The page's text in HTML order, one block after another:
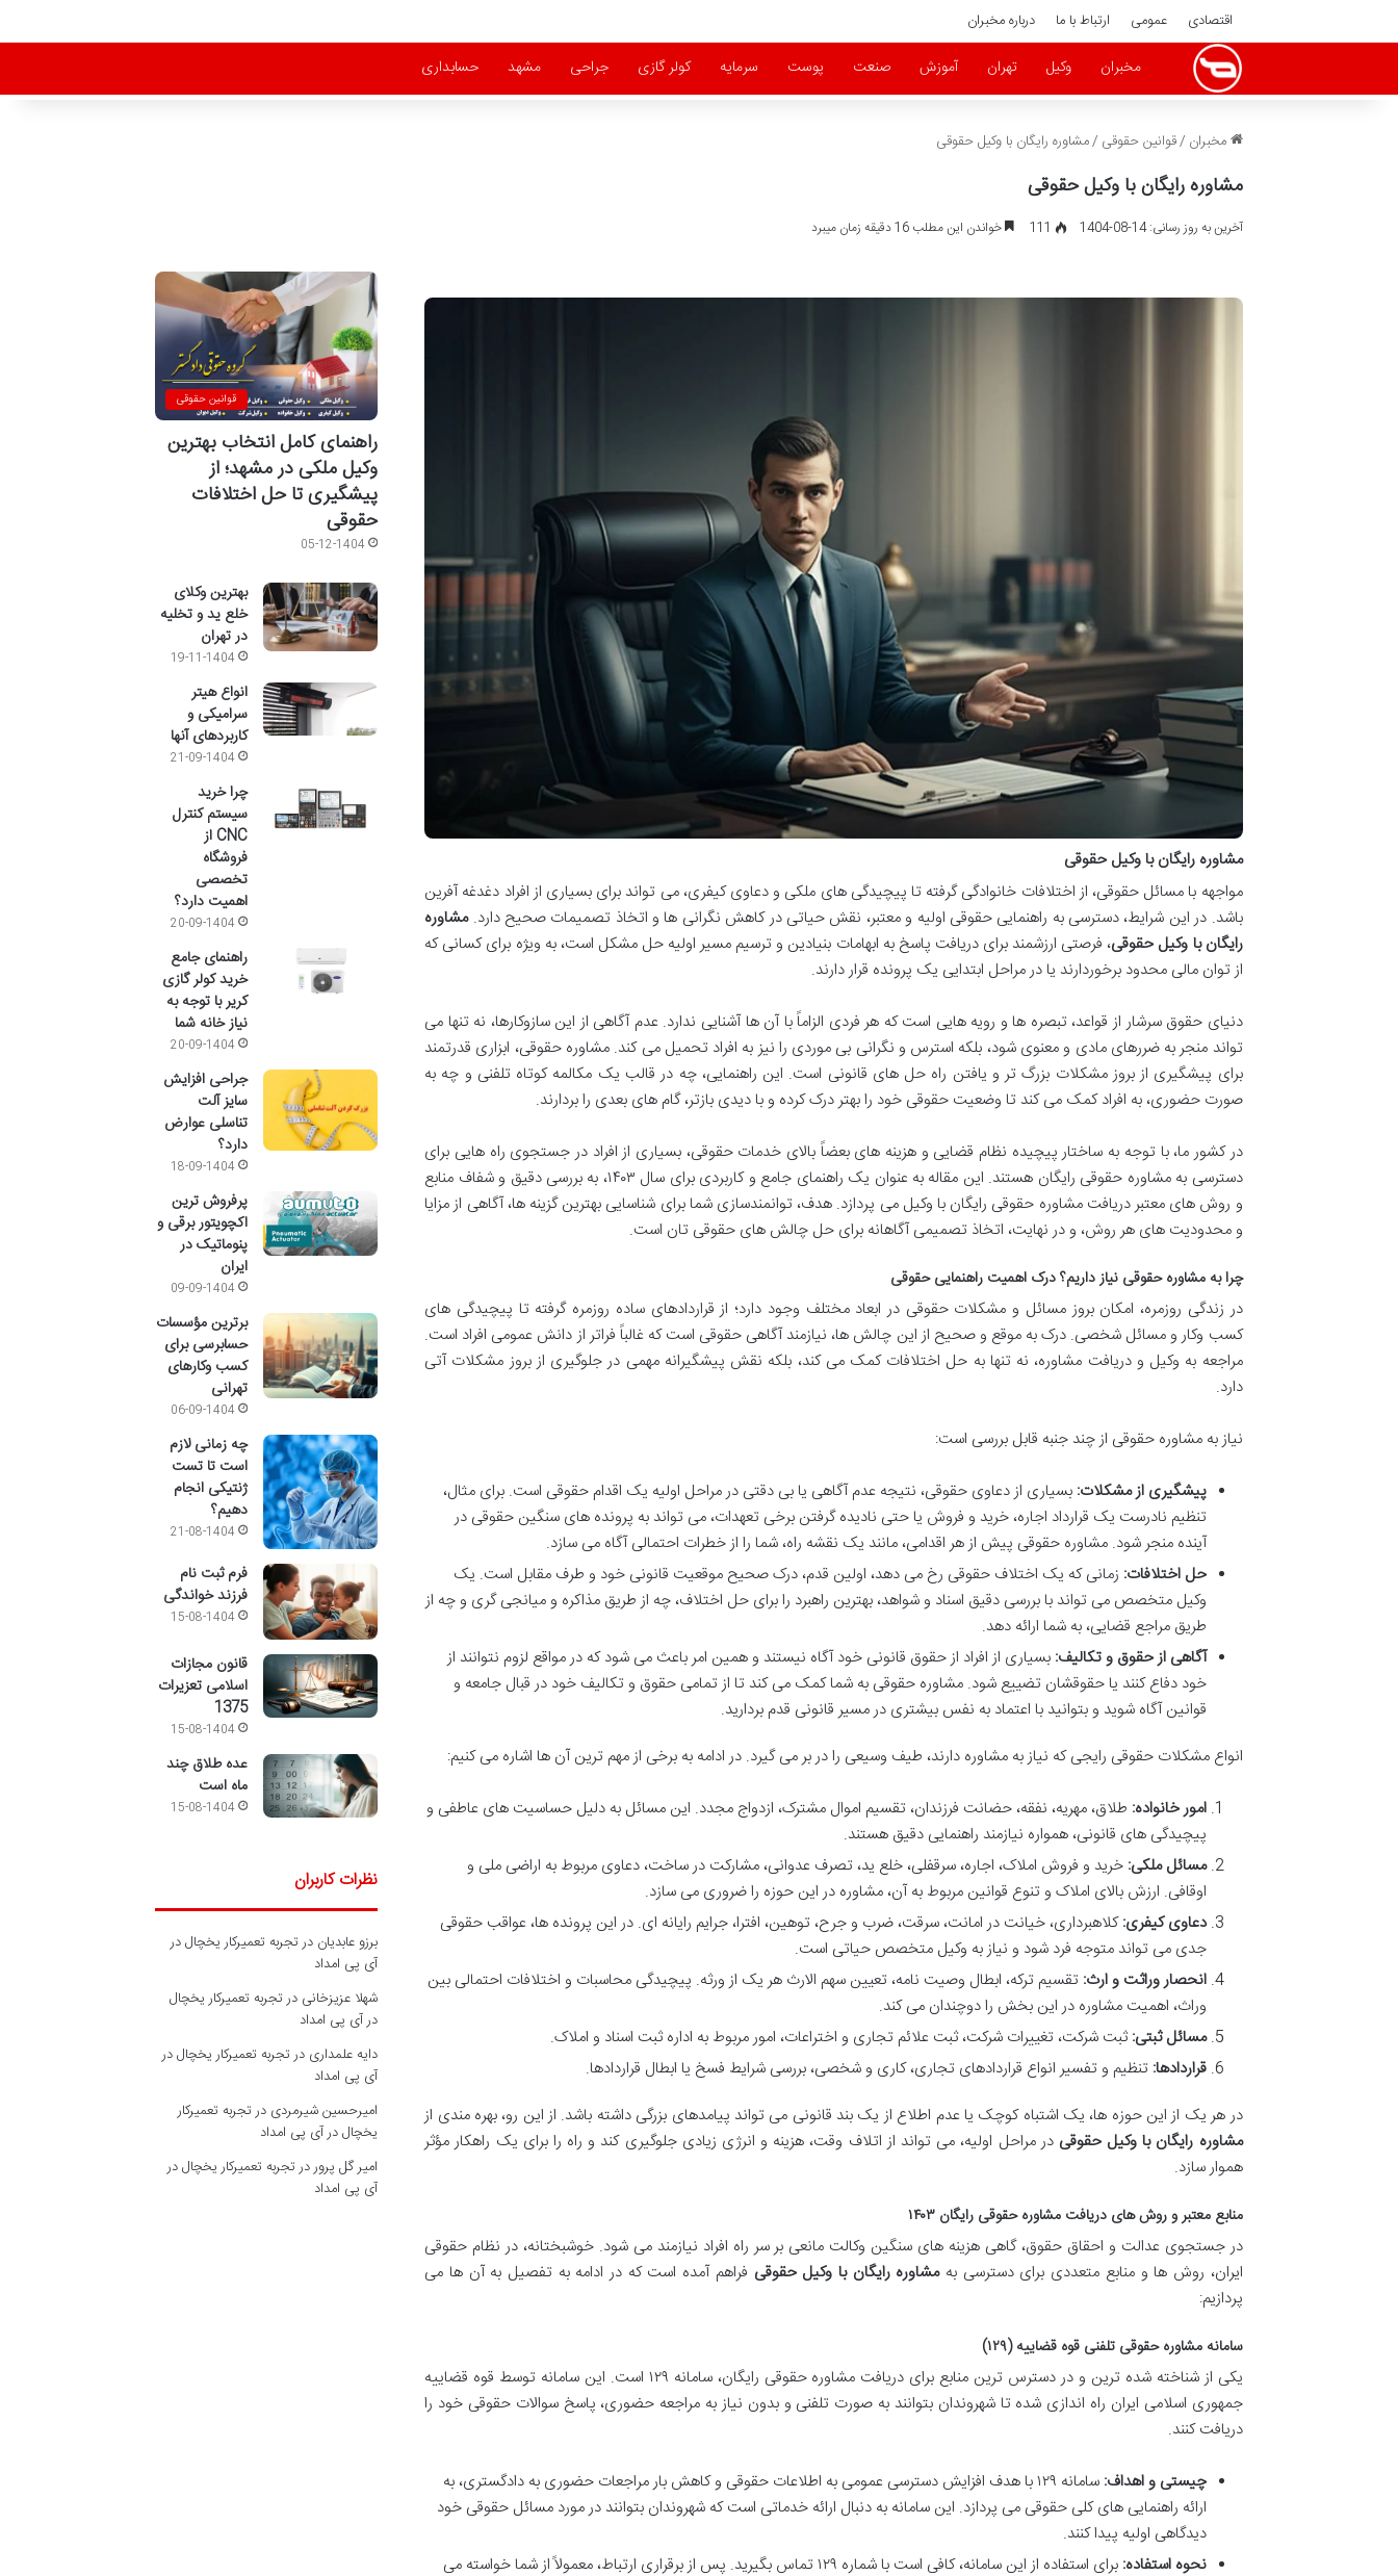
اقتصادی عمومی ارتباط با ما درباره مخبران
مخبران وکیل تهران آموزش صنعت پوست سرمایه کولر گازی جراحی مشهد حسابداری
مخبران /قوانین حقوقی /مشاوره رایگان با وکیل حقوقی
مشاوره رایگان با وکیل حقوقی
آخرین به روز رسانی: 14-08-1404 111 خواندن این مطلب 16 دقیقه زمان میبرد
مشاوره رایگان با وکیل حقوقی
مواجهه با مسائل حقوقی، از اختلافات خانوادگی گرفته تا پیچیدگی های ملکی و دعاوی کیفری، می تواند برای بسیاری از افراد دغدغه آفرین
باشد. در این شرایط، دسترسی به راهنمایی حقوقی اولیه و معتبر، نقش حیاتی در کاهش نگرانی ها و اتخاذ تصمیمات صحیح دارد.مشاوره
رایگان با وکیل حقوقی، فرصتی ارزشمند برای دریافت پاسخ به ابهامات بنیادین و ترسیم مسیر اولیه حل مشکل است، به ویژه برای کسانی که
از توان مالی محدود برخوردارند یا در مراحل ابتدایی یک پرونده قرار دارند.
دنیای حقوق سرشار از قواعد، تبصره ها و رویه هایی است که هر فردی الزاماً با آن ها آشنایی ندارد. عدم آگاهی از این سازوکارها، نه تنها می
تواند منجر به ضررهای مادی و معنوی شود، بلکه استرس و نگرانی بی موردی را نیز به افراد تحمیل می کند. مشاوره حقوقی، ابزاری قدرتمند
برای پیشگیری از بروز مشکلات بزرگ تر و یافتن راه حل های قانونی است. این راهنمایی، چه در قالب یک مکالمه کوتاه تلفنی و چه به
صورت حضوری، به افراد کمک می کند تا وضعیت حقوقی خود را بهتر درک کرده و با دیدی بازتر، گام های بعدی را بردارند.
در کشور ما، با توجه به ساختار پیچیده نظام قضایی و هزینه های بعضاً بالای خدمات حقوقی، بسیاری از افراد در جستجوی راه هایی برای
دسترسی به مشاوره حقوقی رایگان هستند. این مقاله به عنوان یک راهنمای جامع و کاربردی برای سال ۱۴۰۳، به بررسی دقیق و شفاف منابع
و روش های معتبر دریافت مشاوره حقوقی رایگان با وکیل می پردازد. هدف، توانمندسازی شما برای شناسایی بهترین گزینه ها، آگاهی از مزایا
و محدودیت های هر روش، و در نهایت، اتخاذ تصمیمی آگاهانه برای حل چالش های حقوقی تان است.
چرا به مشاوره حقوقی نیاز داریم؟ درک اهمیت راهنمایی حقوقی
در زندگی روزمره، امکان بروز مسائل و مشکلات حقوقی در ابعاد مختلف وجود دارد؛ از قراردادهای ساده روزمره گرفته تا پیچیدگی های
کسب وکار و مسائل شخصی. درک به موقع و صحیح از این چالش ها، نیازمند آگاهی حقوقی است که غالباً فراتر از دانش عمومی افراد است.
مراجعه به وکیل و دریافت مشاوره، نه تنها به حل اختلافات کمک می کند، بلکه نقش پیشگیرانه مهمی در جلوگیری از بروز مشکلات آتی
دارد.
نیاز به مشاوره حقوقی از چند جنبه قابل بررسی است:
پیشگیری از مشکلات: بسیاری از دعاوی حقوقی، نتیجه عدم آگاهی یا بی دقتی در مراحل اولیه یک اقدام حقوقی است. برای مثال،
تنظیم نادرست یک قرارداد اجاره، خرید و فروش یا حتی نادیده گرفتن برخی تعهدات، می تواند به پرونده های سنگین حقوقی در
آینده منجر شود. مشاوره حقوقی پیش از هر اقدامی، مانند یک نقشه راه، شما را از خطرات احتمالی آگاه می سازد.
حل اختلافات: زمانی که یک اختلاف حقوقی رخ می دهد، اولین قدم، درک صحیح موقعیت قانونی خود و طرف مقابل است. یک
وکیل متخصص می تواند با بررسی دقیق اسناد و شواهد، بهترین راهبرد را برای حل اختلاف، چه از طریق مذاکره و میانجی گری و چه از
طریق مراجع قضایی، به شما ارائه دهد.
آگاهی از حقوق و تکالیف: بسیاری از افراد از حقوق قانونی خود آگاه نیستند و همین امر باعث می شود که در مواقع لزوم نتوانند از
خود دفاع کنند یا حقوقشان تضییع شود. مشاوره حقوقی به شما کمک می کند تا از تمامی حقوق و تکالیف خود در قبال جامعه و
قوانین آگاه شوید و بتوانید با اعتماد به نفس بیشتری در مسیر قانونی قدم بردارید.
انواع مشکلات حقوقی رایجی که نیاز به مشاوره دارند، طیف وسیعی را در بر می گیرد. در ادامه به برخی از مهم ترین آن ها اشاره می کنیم:
امور خانواده: طلاق، مهریه، نفقه، حضانت فرزندان، تقسیم اموال مشترک، ازدواج مجدد. این مسائل به دلیل حساسیت های عاطفی و
پیچیدگی های قانونی، همواره نیازمند راهنمایی دقیق هستند.
مسائل ملکی: خرید و فروش املاک، اجاره، سرقفلی، خلع ید، تصرف عدوانی، مشارکت در ساخت، دعاوی مربوط به اراضی ملی و
اوقافی. ارزش بالای املاک و تنوع قوانین مربوط به آن، مشاوره در این حوزه را ضروری می سازد.
دعاوی کیفری:کلاهبرداری، خیانت در امانت، سرقت، ضرب و جرح، توهین، افترا، جرایم رایانه ای. در این پرونده ها، عواقب حقوقی
جدی می تواند متوجه فرد شود و نیاز به وکیل متخصص حیاتی است.
انحصار وراثت و ارث: تقسیم ترکه، ابطال وصیت نامه، تعیین سهم الارث هر یک از ورثه. پیچیدگی محاسبات و اختلافات احتمالی بین
وراث، اهمیت مشاوره در این بخش را دوچندان می کند.
مسائل ثبتی:ثبت شرکت، تغییرات شرکت، ثبت علائم تجاری و اختراعات، امور مربوط به اداره ثبت اسناد و املاک.
قراردادها: تنظیم و تفسیر انواع قراردادهای تجاری، کاری و شخصی، بررسی شرایط فسخ یا ابطال قراردادها.
در هر یک از این حوزه ها، یک اشتباه کوچک یا عدم اطلاع از یک بند قانونی می تواند پیامدهای بزرگی داشته باشد. از این رو، بهره مندی از
مشاوره رایگان با وکیل حقوقی در مراحل اولیه، می تواند از اتلاف وقت، هزینه و انرژی زیادی جلوگیری کند و راه را برای یک راهکار مؤثر
هموار سازد.
منابع معتبر و روش های دریافت مشاوره حقوقی رایگان ۱۴۰۳
در جستجوی عدالت و احقاق حقوق، گاهی هزینه های سنگین وکالت مانعی بر سر راه افراد نیازمند می شود. خوشبختانه، در نظام حقوقی
ایران، روش ها و منابع متعددی برای دسترسی بهمشاوره رایگان با وکیل حقوقی فراهم آمده است که در ادامه به تفصیل به آن ها می
پردازیم:
سامانه مشاوره حقوقی تلفنی قوه قضاییه (۱۲۹)
یکی از شناخته شده ترین و در دسترس ترین منابع برای دریافت مشاوره حقوقی رایگان، سامانه ۱۲۹ است. این سامانه توسط قوه قضاییه
جمهوری اسلامی ایران راه اندازی شده تا شهروندان بتوانند به صورت تلفنی و بدون نیاز به مراجعه حضوری، پاسخ سوالات حقوقی خود را
دریافت کنند.
چیستی و اهداف:
سامانه ۱۲۹ با هدف افزایش دسترسی عمومی به اطلاعات حقوقی و کاهش بار مراجعات حضوری به دادگستری، به
ارائه راهنمایی های کلی حقوقی می پردازد. این سامانه به دنبال ارائه خدماتی است که شهروندان بتوانند در مورد مسائل حقوقی خود
دیدگاهی اولیه پیدا کنند.
نحوه استفاده:
برای استفاده از این سامانه، کافی است با شماره ۱۲۹ تماس بگیرید. پس از برقراری ارتباط، معمولاً از شما خواسته می
قوانین حقوقی
راهنمای کامل انتخاب بهترین
وکیل ملکی در مشهد؛ از
پیشگیری تا حل اختلافات
حقوقی
05-12-1404
بهترین وکلای
خلع ید و تخلیه
در تهران
19-11-1404
انواع هیتر
سرامیکی و
کاربردهای آنها
21-09-1404
چرا خرید
سیستم کنترل
CNC از
فروشگاه
تخصصی
اهمیت دارد؟
20-09-1404
راهنمای جامع
خرید کولر گازی
کریر با توجه به
نیاز خانه شما
20-09-1404
جراحی افزایش
سایز آلت
تناسلی عوارض
دارد؟
18-09-1404
پرفروش ترین
اکچویتور برقی و
پنوماتیک در
ایران
09-09-1404
برترین مؤسسات
حسابرسی برای
کسب وکارهای
تهرانی
06-09-1404
چه زمانی لازم
است تا تست
ژنتیکی انجام
دهیم؟
21-08-1404
فرم ثبت نام
فرزند خواندگی
15-08-1404
قانون مجازات
اسلامی تعزیرات
1375
15-08-1404
عده طلاق چند
ماه است
15-08-1404
نظرات کاربران
برزو عابدیان درتجربه تعمیرکار یخچال در
آی پی امداد
شهلا عزیزخانی درتجربه تعمیرکار یخچال
در آی پی امداد
دایه علمداری درتجربه تعمیرکار یخچال در
آی پی امداد
امیرحسین شیرمردی درتجربه تعمیرکار
یخچال در آی پی امداد
امیر گل پروردرتجربه تعمیرکار یخچال در
آی پی امداد